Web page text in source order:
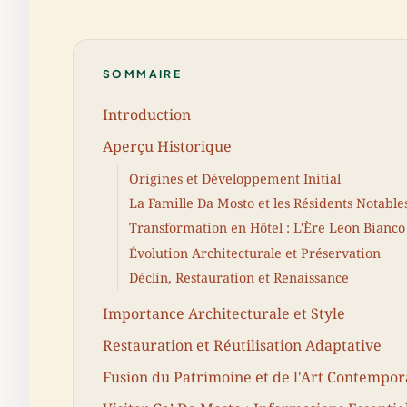
SOMMAIRE
Introduction
Aperçu Historique
Origines et Développement Initial
La Famille Da Mosto et les Résidents
Transformation en Hôtel : L'Ère Leon Bianco
Évolution Architecturale et Préservation
Déclin, Restauration et Renaissance
Importance Architecturale et Style
Restauration et Réutilisation Adaptative
Fusion du Patrimoine et de l'Art